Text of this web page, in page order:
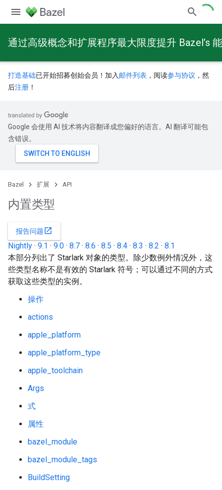
通过高级概念和扩展程序最大限度提升 Bazel’s
打造基础已开始招募创始会员！加入 邮件列表 ，阅读参与协议 ，然
后注册 ！
Google 会使用 AI 技术将内容翻译成您偏好的语言。AI 翻译可能包
含错误。
Bazel 扩展 API
内置类型
报告问题open_in_new
Nightly · 9.1 · 9.0 · 8.7 · 8.6 · 8.5 · 8.4 · 8.3 · 8.2 · 8.1
本部分列出了 Starlark 对象的类型。除少数例外情况外，这
些类型名称不是有效的 Starlark 符号；可以通过不同的方式
获取这些类型的实例。
操作
actions
apple_platform
apple_platform_type
apple_toolchain
Args
式
属性
bazel_module
bazel_module_tags
BuildSetting